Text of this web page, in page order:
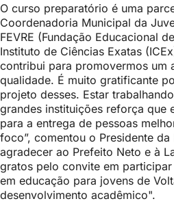
O curso preparatório é uma
Coordenadoria Municipal da
FEVRE (Fundação Educacional
Instituto de Ciências Exatas
contribui para promovermos um
qualidade. É muito gratificante
projeto desses. Estar
grandes instituições reforça que
para a entrega de pessoas
foco”, comentou o Presidente
agradecer ao Prefeito Neto e à
gratos pelo convite em
em educação para jovens de
desenvolvimento acadêmico".